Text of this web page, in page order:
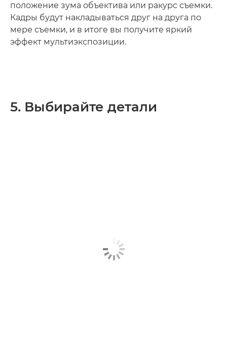
положение зума объектива или ракурс съемки.
Кадры будут накладываться друг на друга по
мере съемки, и в итоге вы получите яркий
эффект мультиэкспозиции.
5. Выбирайте детали